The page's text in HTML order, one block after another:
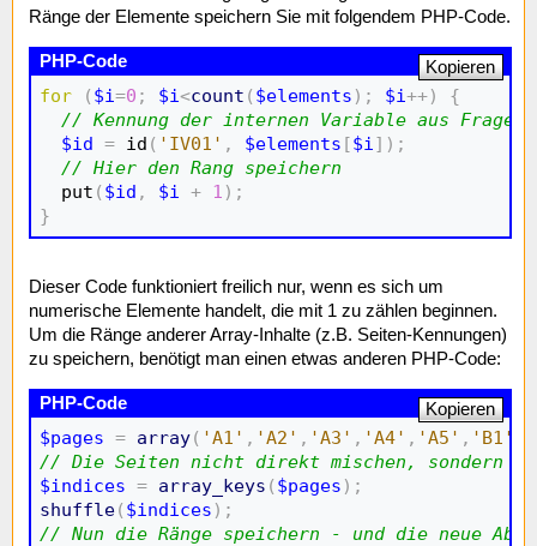
Ränge der Elemente speichern Sie mit folgendem PHP-Code.
for ( $i=0 ; $i<count ( $elements ) ; $i++)
{
// Kennung der internen Variable aus
$id
= id ( 'IV01' , $elements [$i ] ) ;
// Hier den Rang speichern
  put
( $id , $i + 1 ) ;
}
Kopieren
Dieser Code funktioniert freilich nur, wenn es sich um
numerische Elemente handelt, die mit 1 zu zählen beginnen.
Um die Ränge anderer Array-Inhalte (z.B. Seiten-Kennungen)
zu speichern, benötigt man einen etwas anderen PHP-Code:
$pages = array( 'A1' , 'A2' , 'A3' , 'A4' , 'A5' , 'B1'
// Die Seiten nicht direkt mischen, sondern
$indices
= array_keys ( $pages ) ;
shuffle( $indices ) ;
// Nun die Ränge speichern - und die neue
Kopieren